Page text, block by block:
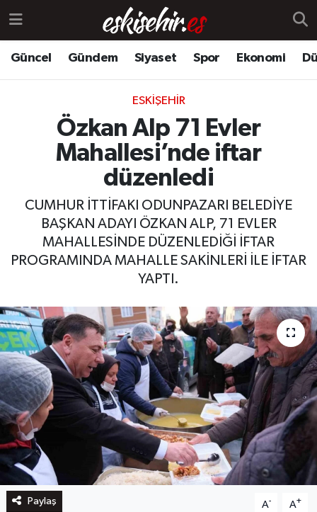
Güncel Gündem Siyaset Spor Ekonomi
ESKIŞEHIR
Özkan Alp 71 Evler
Mahallesi’nde iftar
düzenledi
CUMHUR İTTİFAKI ODUNPAZARI BELEDİYE
BAŞKAN ADAYI ÖZKAN ALP, 71 EVLER
MAHALLESİNDE DÜZENLEDİĞİ İFTAR
PROGRAMINDA MAHALLE SAKİNLERİ İLE İFTAR
YAPTI.
Paylaş A- A+